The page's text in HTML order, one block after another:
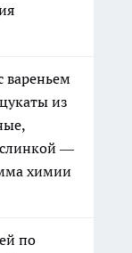
вареньем
из
—
химии
по